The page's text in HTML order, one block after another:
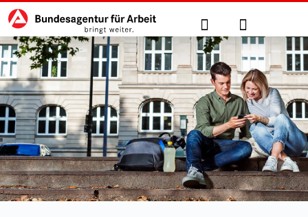
zu den Hauptinhalten springen
Hauptnavigation Suche Anmelden